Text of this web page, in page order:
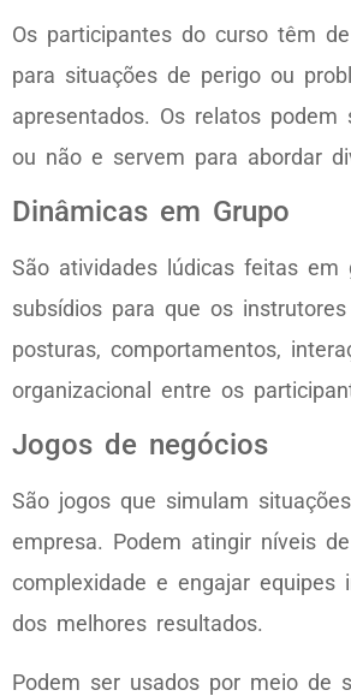
Os participantes do curso têm
para situações de perigo ou
apresentados. Os relatos podem
ou não e servem para abordar
Dinâmicas em Grupo
São atividades lúdicas feitas em
subsídios para que os
posturas, comportamentos,
organizacional entre os
Jogos de negócios
São jogos que simulam
empresa. Podem atingir níveis
complexidade e engajar equipes
dos melhores resultados.
Podem ser usados por meio de